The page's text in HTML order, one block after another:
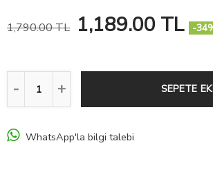
1,790.00 TL 1,189.00 TL -
SEPETE
WhatsApp'la bilgi talebi